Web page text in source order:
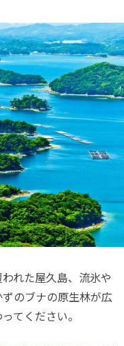
れた屋久島、流氷や
のブナの原生林が広
てください。